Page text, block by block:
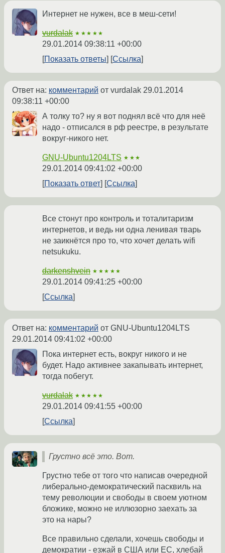
Интернет не нужен, все в меш-сети!
vurdalak ★★★★★
29.01.2014 09:38:11 +00:00
Показать ответы
Ссылка
Ответ на: комментарий от vurdalak 29.01.2014
09:38:11 +00:00
А толку то? ну я вот поднял всё что для неё
надо - отписался в рф реестре, в результате
вокруг-никого нет.
GNU-Ubuntu1204LTS ★★★
29.01.2014 09:41:02 +00:00
Показать ответ
Ссылка
Все стонут про контроль и тоталитаризм
интернетов, и ведь ни одна ленивая тварь
не заикнётся про то, что хочет делать wifi
netsukuku.
darkenshvein ★★★★★
29.01.2014 09:41:25 +00:00
Ссылка
Ответ на: комментарий от GNU-Ubuntu1204LTS
29.01.2014 09:41:02 +00:00
Пока интернет есть, вокруг никого и не
будет. Надо активнее закапывать интернет,
тогда побегут.
vurdalak ★★★★★
29.01.2014 09:41:55 +00:00
Ссылка
Грустно всё это. Вот.
Грустно тебе от того что написав очередной
либерально-демократический пасквиль на
тему революции и свободы в своем уютном
бложике, можно не иллюзорно заехать за
это на нары?
Все правильно сделали, хочешь свободы и
демократии - езжай в США или ЕС, хлебай